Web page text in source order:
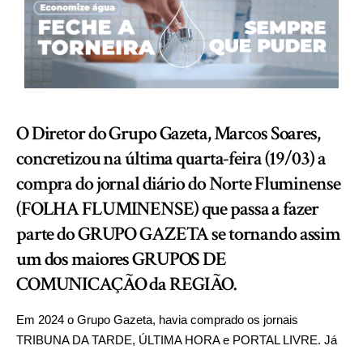
O Diretor do Grupo Gazeta, Marcos Soares,
concretizou na última quarta-feira (19/03) a
compra do jornal diário do Norte Fluminense
(FOLHA FLUMINENSE) que passa a fazer
parte do GRUPO GAZETA se tornando assim
um dos maiores GRUPOS DE
COMUNICAÇÃO da REGIÃO.
Em 2024 o Grupo Gazeta, havia comprado os jornais
TRIBUNA DA TARDE, ÚLTIMA HORA e PORTAL LIVRE. Já